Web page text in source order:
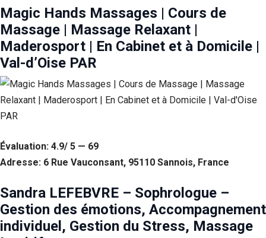
Magic Hands Massages | Cours de
Massage | Massage Relaxant |
Maderosport | En Cabinet et à Domicile |
Val-d’Oise PAR
Évaluation: 4.9/ 5 — 69
Adresse: 6 Rue Vauconsant, 95110 Sannois, France
Sandra LEFEBVRE – Sophrologue –
Gestion des émotions, Accompagnement
individuel, Gestion du Stress, Massage